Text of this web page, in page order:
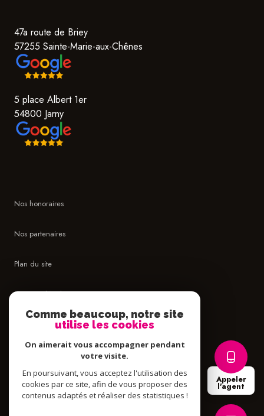
Appeler
l'agent
47a route de Briey
57255 Sainte-Marie-aux-Chênes
5 place Albert 1er
54800 Jarny
Nos honoraires
Nos partenaires
Plan du site
Mentions légales
Cookies
Comme beaucoup, notre site
utilise les cookies
On aimerait vous accompagner pendant
votre visite.
En poursuivant, vous acceptez l'utilisation des
cookies par ce site, afin de vous proposer des
contenus adaptés et réaliser des statistiques !